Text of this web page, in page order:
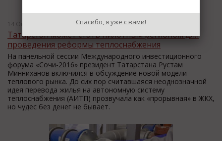
14 Октября 2016
Татарстан может стать пилотным регионом для
проведения реформы теплоснабжения
На панельной сессии Международного инвестиционного
форума «Сочи-2016» президент Татарстана Рустам
Минниханов включился в обсуждение новой модели
теплового рынка. До сих пор считавшаяся неоднозначной
идея перевода жилья на автономную систему
теплоснабжения (АИТП) прозвучала как «прорывная» в ЖКХ,
но чудес без денег не бывает.
Спасибо, я уже с вами!